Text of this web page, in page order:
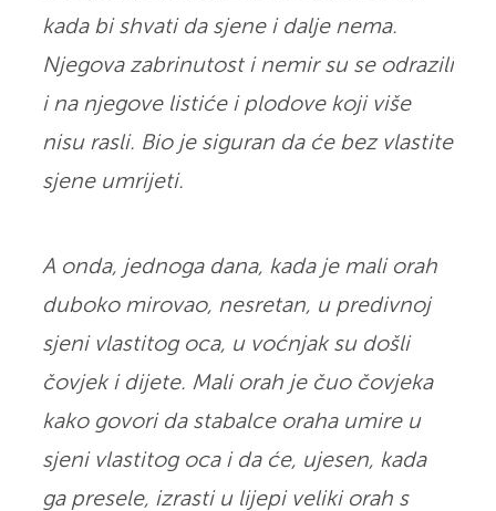
kada bi shvati da sjene i dalje nema.
Njegova zabrinutost i nemir su se odrazili
i na njegove listiće i plodove koji više
nisu rasli. Bio je siguran da će bez vlastite
sjene umrijeti.
A onda, jednoga dana, kada je mali orah
duboko mirovao, nesretan, u predivnoj
sjeni vlastitog oca, u voćnjak su došli
čovjek i dijete. Mali orah je čuo čovjeka
kako govori da stabalce oraha umire u
sjeni vlastitog oca i da će, ujesen, kada
ga presele, izrasti u lijepi veliki orah s